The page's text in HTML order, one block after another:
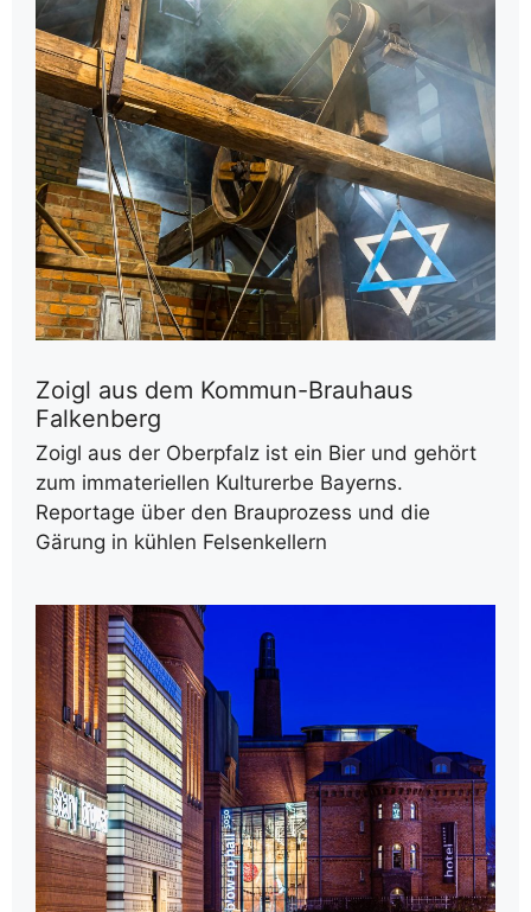
Zoigl aus dem Kommun-Brauhaus
Falkenberg
Zoigl aus der Oberpfalz ist ein Bier und gehört
zum immateriellen Kulturerbe Bayerns.
Reportage über den Brauprozess und die
Gärung in kühlen Felsenkellern